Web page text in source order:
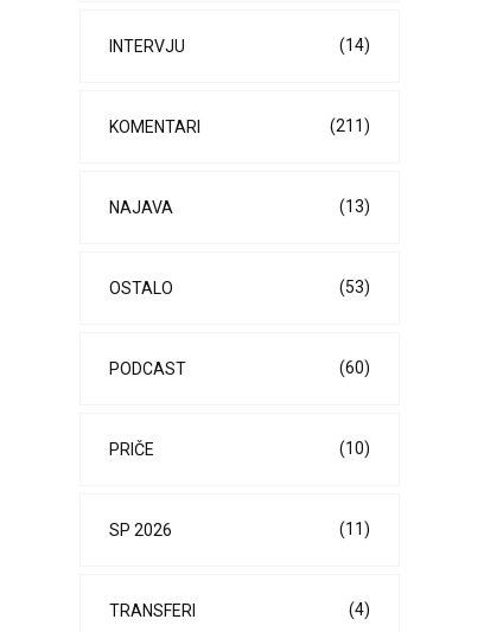
INTERVJU (14)
KOMENTARI (211)
NAJAVA (13)
OSTALO (53)
PODCAST (60)
PRIČE (10)
SP 2026 (11)
TRANSFERI (4)